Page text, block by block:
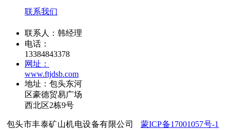
联系我们
联系人：韩经理
电话：
13384843378
网址：
www.ftjdsb.com
地址：包头东河
区豪德贸易广场
西北区2栋9号
包头市丰泰矿山机电设备有限公司 蒙ICP备17001057号-1